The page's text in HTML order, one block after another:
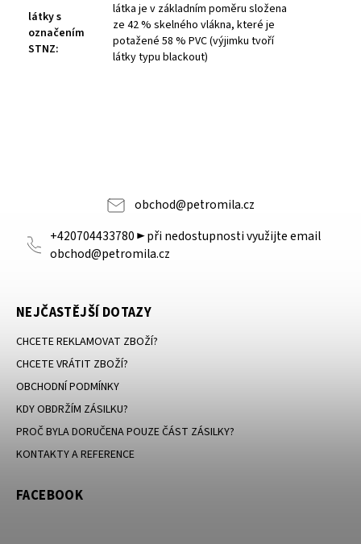
látky s
označením
STNZ:
látka je v základním poměru složena
ze 42 % skelného vlákna, které je
potažené 58 % PVC (výjimku tvoří
látky typu blackout)
obchod@petromila.cz
+420704433780 ► při nedostupnosti využijte email
obchod@petromila.cz
NEJČASTĚJŠÍ DOTAZY
CHCETE REKLAMOVAT ZBOŽÍ?
CHCETE VRÁTIT ZBOŽÍ?
OBCHODNÍ PODMÍNKY
KDY OBDRŽÍM ZÁSILKU?
PROČ BYLA DORUČENA POUZE ČÁST ZÁSILKY?
KONTAKTY A REFERENCE
FACEBOOK